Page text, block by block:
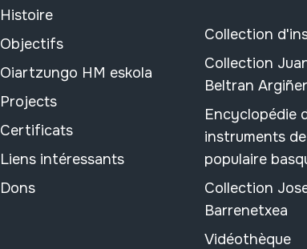
Histoire
Objectifs
Oiartzungo HM eskola
Projects
Certificats
Liens intéressants
Dons
Collection
Collection
Beltran
Encyclopédie
instruments
populaire
Collection
Barrenetxea
Vidéothèque